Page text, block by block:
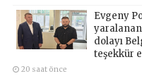
Evgeny
dolayı
teşekkür
20 saat önce